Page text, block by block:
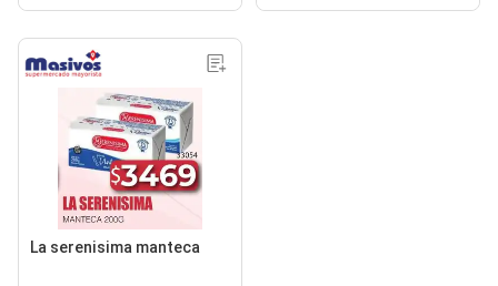
La serenisima manteca